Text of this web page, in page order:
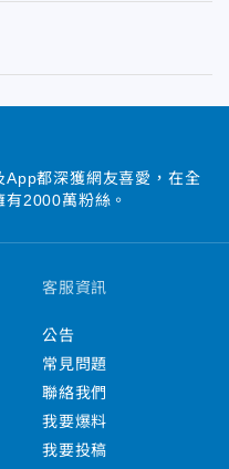
都深獲網友喜愛，在全
2000萬粉絲。
客服資訊
公告
常見問題
聯絡我們
我要爆料
我要投稿